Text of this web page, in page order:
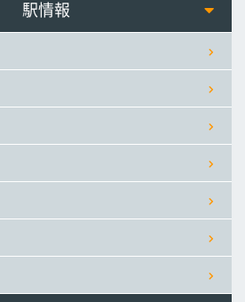
牧志駅
おもろまち駅
市立病院前駅
牧志駅
おもろまち駅
市立病院前駅
牧志駅
おもろまち駅
市立病院前駅
駅情報